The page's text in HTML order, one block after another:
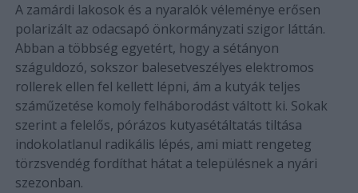
A zamárdi lakosok és a nyaralók véleménye erősen
polarizált az odacsapó önkormányzati szigor láttán.
Abban a többség egyetért, hogy a sétányon
száguldozó, sokszor balesetveszélyes elektromos
rollerek ellen fel kellett lépni, ám a kutyák teljes
száműzetése komoly felháborodást váltott ki. Sokak
szerint a felelős, pórázos kutyasétáltatás tiltása
indokolatlanul radikális lépés, ami miatt rengeteg
törzsvendég fordíthat hátat a településnek a nyári
szezonban.